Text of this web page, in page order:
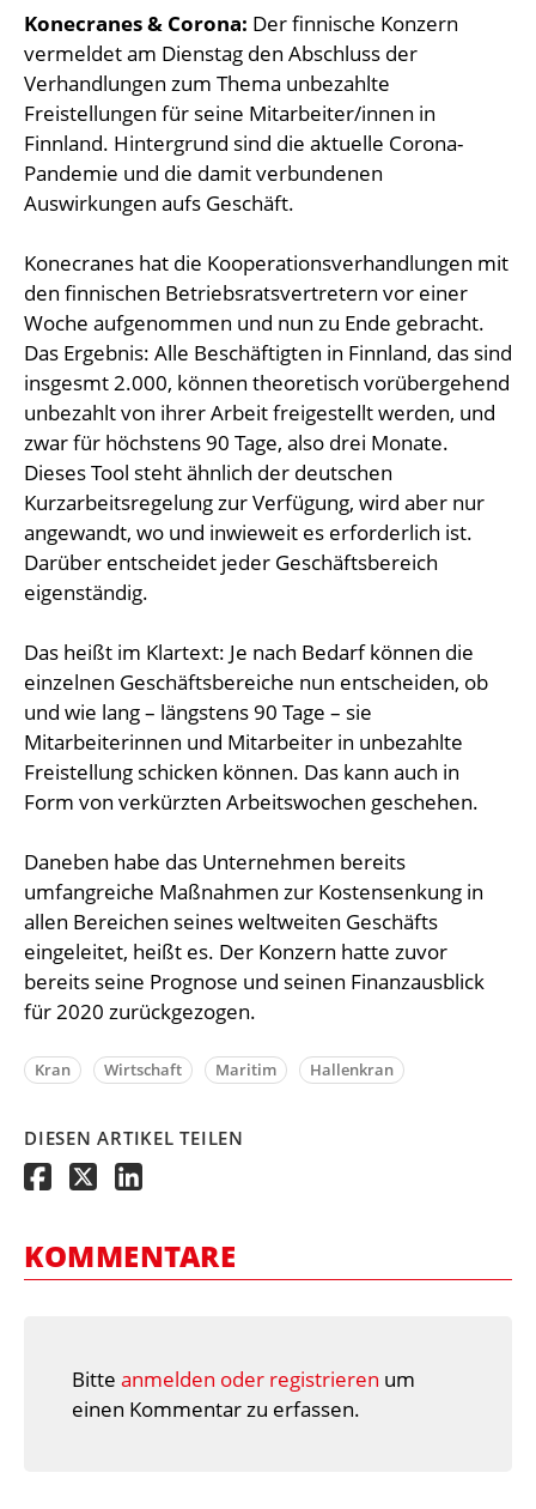
Konecranes & Corona: Der finnische Konzern
vermeldet am Dienstag den Abschluss der
Verhandlungen zum Thema unbezahlte
Freistellungen für seine Mitarbeiter/innen in
Finnland. Hintergrund sind die aktuelle Corona-
Pandemie und die damit verbundenen
Auswirkungen aufs Geschäft.
Konecranes hat die Kooperationsverhandlungen mit
den finnischen Betriebsratsvertretern vor einer
Woche aufgenommen und nun zu Ende gebracht.
Das Ergebnis: Alle Beschäftigten in Finnland, das sind
insgesmt 2.000, können theoretisch vorübergehend
unbezahlt von ihrer Arbeit freigestellt werden, und
zwar für höchstens 90 Tage, also drei Monate.
Dieses Tool steht ähnlich der deutschen
Kurzarbeitsregelung zur Verfügung, wird aber nur
angewandt, wo und inwieweit es erforderlich ist.
Darüber entscheidet jeder Geschäftsbereich
eigenständig.
Das heißt im Klartext: Je nach Bedarf können die
einzelnen Geschäftsbereiche nun entscheiden, ob
und wie lang – längstens 90 Tage – sie
Mitarbeiterinnen und Mitarbeiter in unbezahlte
Freistellung schicken können. Das kann auch in
Form von verkürzten Arbeitswochen geschehen.
Daneben habe das Unternehmen bereits
umfangreiche Maßnahmen zur Kostensenkung in
allen Bereichen seines weltweiten Geschäfts
eingeleitet, heißt es. Der Konzern hatte zuvor
bereits seine Prognose und seinen Finanzausblick
für 2020 zurückgezogen.
Kran Wirtschaft Maritim Hallenkran
DIESEN ARTIKEL TEILEN
KOMMENTARE
Bitte anmelden oder registrieren um
einen Kommentar zu erfassen.